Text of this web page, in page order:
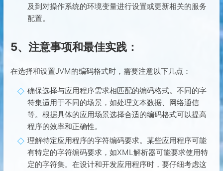
及到对操作系统的环境变量进行设置或更新相关的服务
配置。
5、注意事项和最佳实践：
在选择和设置JVM的编码格式时，需要注意以下几点：
确保选择与应用程序需求相匹配的编码格式。不同的字
符集适用于不同的场景，如处理文本数据、网络通信
等。根据具体的应用场景选择合适的编码格式可以提高
程序的效率和正确性。
理解特定应用程序的字符编码要求。某些应用程序可能
有特定的字符编码要求，如XML解析器可能要求使用特
定的字符集。在设计和开发应用程序时，要仔细考虑这